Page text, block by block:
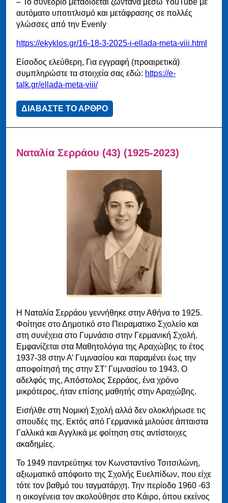
– Το συνέδριο μεταδίδεται ζωντανά μέσω YouTube με
αυτόματο υποτιτλισμό και μετάφρασης σε πολλές
γλώσσες από την Evenly
https://ekyklos.gr/16-18-3-2025-i-ellada-meta-viii.html
Είσοδος ελεύθερη, Για εγγραφή (προαιρετικά)
συμπληρώστε τα στοιχεία σας εδώ: https://e-
talk.gr/ellada-meta-viii/
ΔΙΑΒΑΣΤΕ ΤΟ ΑΡΘΡΟ
Ναταλία Σερράου (43) (1925-2023)
Η Ναταλία Σερράου γεννήθηκε στην Αθήνα το 1925.
Φοίτησε στο Δημοτικό στο Πειραματικο Σχολείο και
στη συνέχεια στο Γυμνάσιο στην Γερμανική Σχολή.
Εμφανίζεται στα Μαθητολόγια της Αραχώβης το έτος
1937-38 στην Α’ Γυμνασίου και παραμένει έως την
αποφοίτησή της στην ΣΤ’ Γυμνασίου το 1943. Ο
αδελφός της, Απόστολος Σερράος, ένα χρόνο
μικρότερος, ήταν επίσης μαθητής στην Αραχώβης.
Εισήλθε στη Νομική Σχολή αλλά δεν ολοκλήρωσε τις
σπουδές της. Εκτός από Γερμανικά μιλούσε άπταιστα
Γαλλικά και Αγγλικά με φοίτηση στις αντίστοιχες
ακαδημίες.
Το 1949 παντρεύτηκε τον Κωνσταντίνο Τσιτσιλώνη,
αξιωματικό απόφοιτο της Σχολής Ευελπίδων, που είχε
τότε τον βαθμό του ταγματάρχη. Την περίοδο 1960 -63
η οικογένεια τον ακολούθησε στο Κάιρο, όπου εκείνος